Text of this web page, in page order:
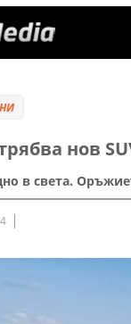
нов
в света.